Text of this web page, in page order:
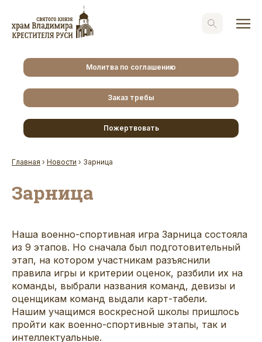
Молитва по соглашению
Заказ требы
Пожертвовать
Главная › Новости › Зарница
Зарница
Наша военно-спортивная игра Зарница состояла
из 9 этапов. Но сначала был подготовительный
этап, на котором участникам разъяснили
правила игры и критерии оценок, разбили их на
команды, выбрали названия команд, девизы и
оценщикам команд выдали карт-табели.
Нашим учащимся воскресной школы пришлось
пройти как военно-спортивные этапы, так и
интеллектуальные.